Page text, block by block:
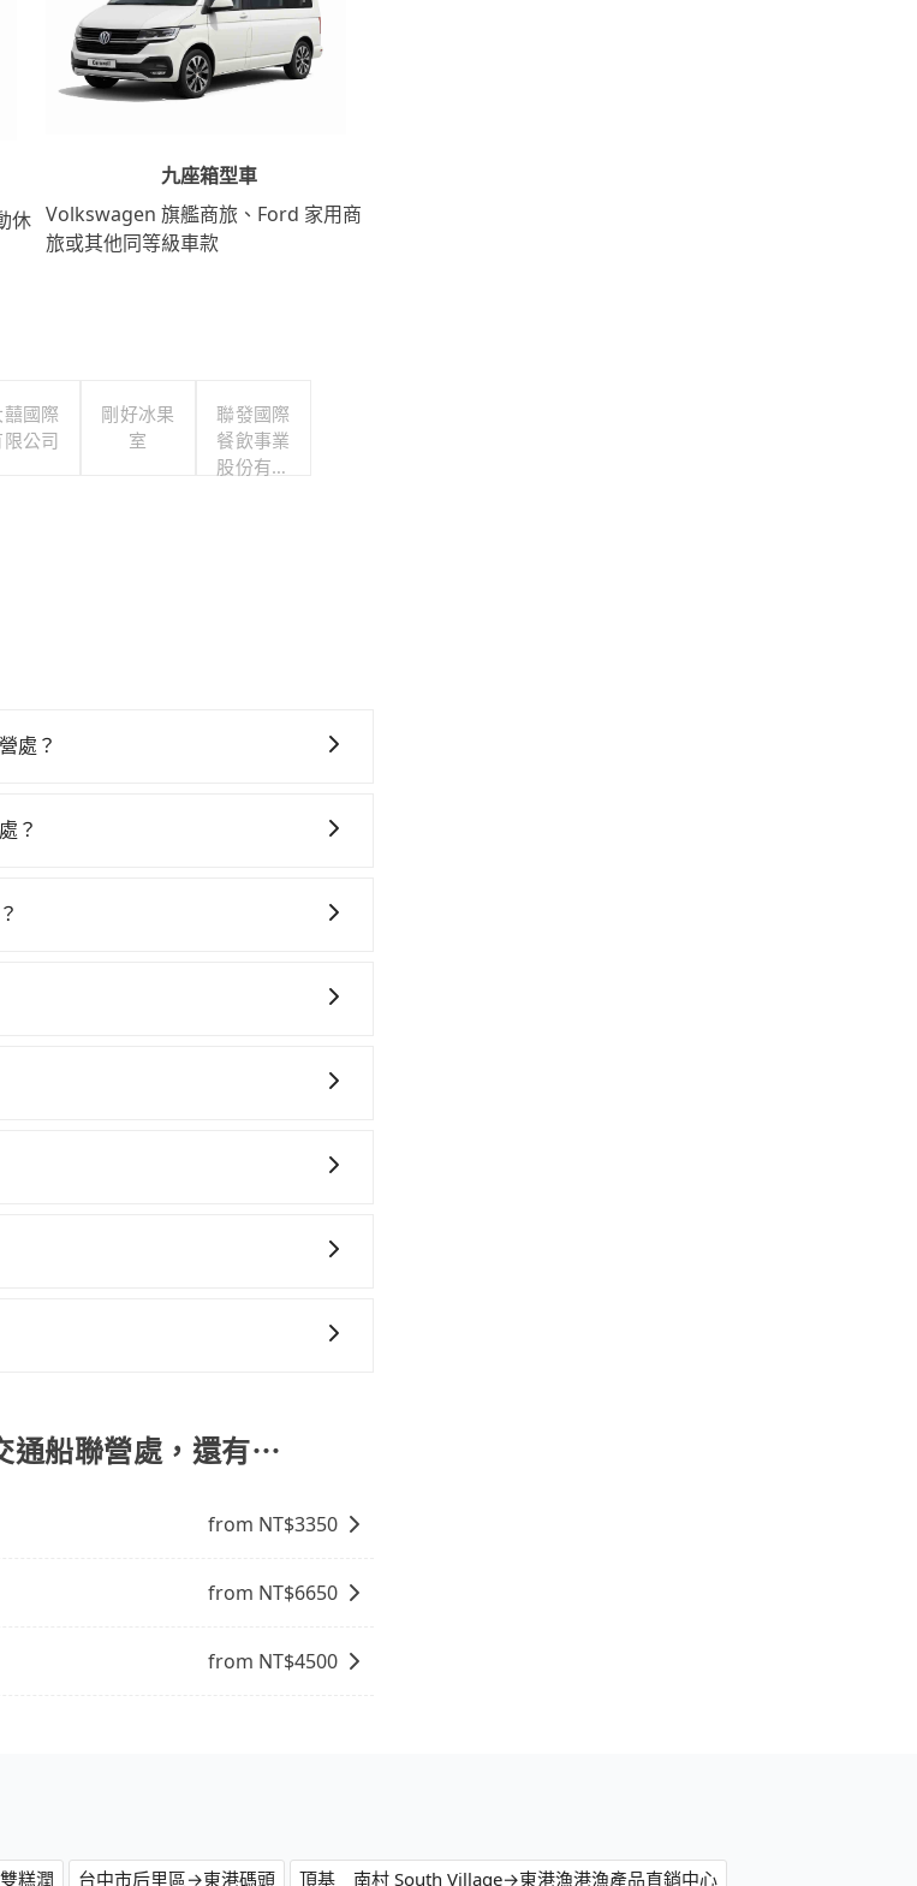
休
九座箱型車
Volkswagen 旗艦商旅、Ford 家用商
旅或其他同等級車款
囍國際
限公司
剛好冰果
室
聯發國際
餐飲事業
股份有限
處？
dormitory (台中市后里區) 前往最靠
元後，抵達東琉線交通船聯營處 (屏東
鐵而不預約包車，不僅每人至少額外負
？
叫車看看。依照里程跳錶計算，價格約
被坑受騙。綜合以上，無論在價格或服
無隱藏費用、相比其他業者提供的用車
船聯營處，還有⋯
from NT$3350
from NT$6650
from NT$4500
糕潤 台中市后里區→東港碼頭 頂基＿南村 South Village→東港漁港漁產品直銷中心